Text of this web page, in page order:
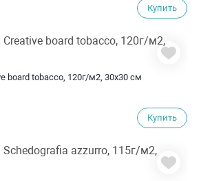
Купить
board tobacco, 120г/м2, 30х30 см
Купить